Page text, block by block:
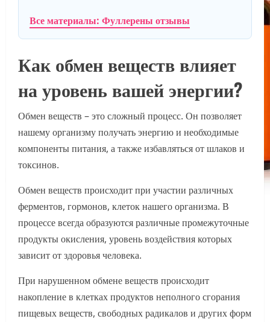
Все материалы: Фуллерены отзывы
Как обмен веществ влияет
на уровень вашей энергии?
Обмен веществ – это сложный процесс. Он позволяет
нашему организму получать энергию и необходимые
компоненты питания, а также избавляться от шлаков и
токсинов.
Обмен веществ происходит при участии различных
ферментов, гормонов, клеток нашего организма. В
процессе всегда образуются различные промежуточные
продукты окисления, уровень воздействия которых
зависит от здоровья человека.
При нарушенном обмене веществ происходит
накопление в клетках продуктов неполного сгорания
пищевых веществ, свободных радикалов и других форм